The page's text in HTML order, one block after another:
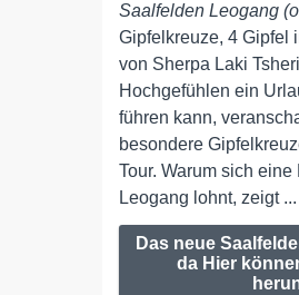
Saalfelden Leogang
Gipfelkreuze, 4 Gipfel
von Sherpa Laki
Hochgefühlen ein
führen kann,
besondere
Tour. Warum sich
Leogang lohnt, zeigt ...
Das neue
da Hier